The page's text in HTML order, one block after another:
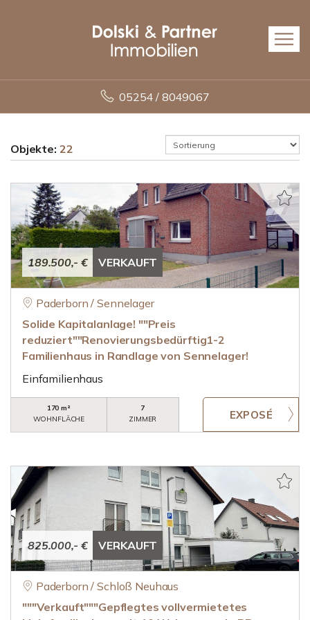
05254 / 8049067
Objekte: 22
189.500,- € VERKAUFT
Paderborn / Sennelager
Solide Kapitalanlage! ""Preis
reduziert""Renovierungsbedürftig1-2
Familienhaus in Randlage von Sennelager!
Einfamilienhaus
170 m²
WOHNFLÄCHE
7
ZIMMER
825.000,- € VERKAUFT
Paderborn / Schloß Neuhaus
"""Verkauft"""Gepflegtes vollvermietetes